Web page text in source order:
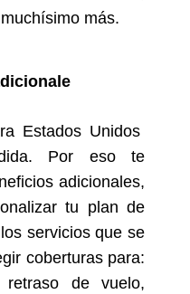
más.
Estados Unidos
Por eso te
adicionales,
tu plan de
servicios que se
coberturas para:
retraso de vuelo,